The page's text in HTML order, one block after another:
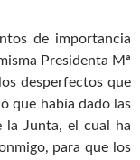
de importancia
Presidenta Mª
desperfectos que
que había dado las
la Junta, el cual ha
para que los